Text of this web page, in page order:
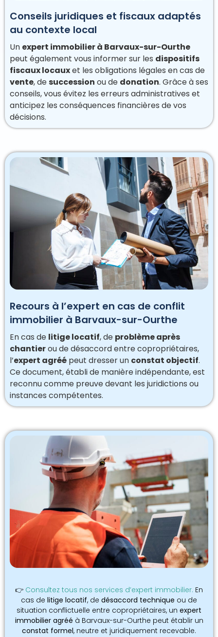
Conseils juridiques et fiscaux adaptés
au contexte local
Un expert immobilier à Barvaux-sur-Ourthe
peut également vous informer sur les dispositifs
fiscaux locauxet les obligations légales en cas de
vente, desuccession ou de donation. Grâce à ses
conseils, vous évitez les erreurs administratives et
anticipez les conséquences financières de vos
décisions.
Recours à l’expert en cas de conflit
immobilier à Barvaux-sur-Ourthe
En cas de litige locatif, de problème après
chantierou de désaccord entre copropriétaires,
l’expert agréé peut dresser un constat objectif.
Ce document, établi de manière indépendante, est
reconnu comme preuve devant les juridictions ou
instances compétentes.
👉 Consultez tous nos services d’expert immobilier. En
cas de litige locatif, de désaccord technique ou de
situation conflictuelle entre copropriétaires, un expert
immobilier agréé à Barvaux-sur-Ourthe peut établir un
constat formel, neutre et juridiquement recevable.